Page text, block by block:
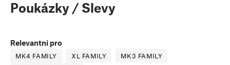
Poukázky / Slevy
Relevantní pro
MK4 FAMILY XL FAMILY
MK3 FAMILY